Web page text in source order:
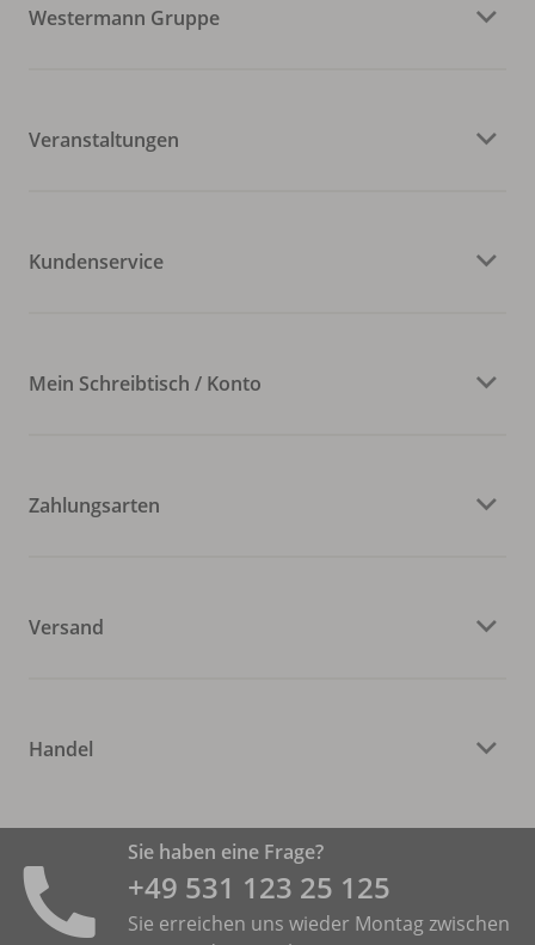
Westermann Gruppe
Veranstaltungen
Kundenservice
Mein Schreibtisch / Konto
Zahlungsarten
Versand
Handel
Sie haben eine Frage?
+49 531 ­123 25 125
Sie erreichen uns wieder Montag zwischen